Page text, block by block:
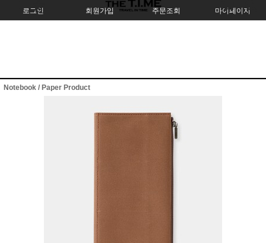
로그인 회원가입 주문조회 마이페이지
Notebook / Paper Product